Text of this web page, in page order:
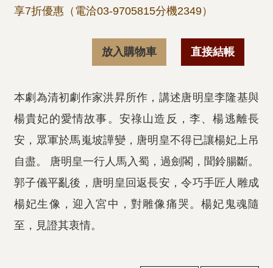
享7折優惠（電洽03-9705815分機2349）
放入購物車 直接結帳
本劇為清初劇作家洪昇所作，講述唐明皇李隆基與
楊貴妃的愛情故事。安祿山造反，李、楊逃離長
安，眾軍於馬嵬坡譁變，唐明皇不得已讓楊妃上吊
自盡。 唐明皇一行人馬入蜀，過劍閣，聞鈴腸斷。
郭子儀平亂後，唐明皇回返長安，令巧手匠人雕成
楊妃生像，迎入宮中，對雕像痛哭。楊妃鬼魂隨
至，見證其衷情。